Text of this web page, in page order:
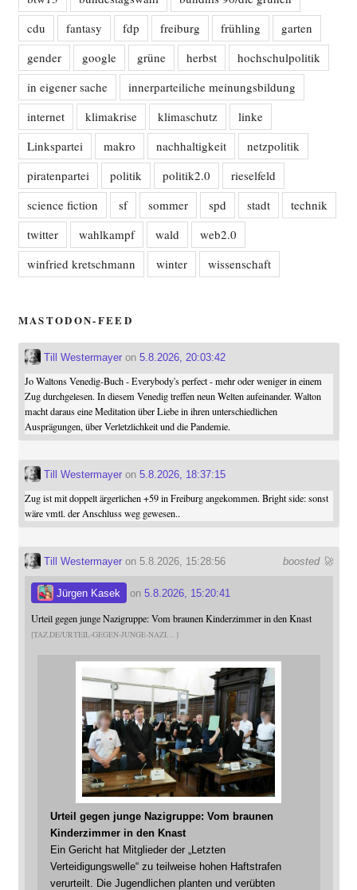
cdu
fantasy fdp freiburg frühling
garten
gender
google grüne herbst
hochschulpolitik
in eigener sache
innerparteiliche meinungsbildung
internet
klimakrise klimaschutz
linke
Linkspartei
makro nachhaltigkeit
netzpolitik
piratenpartei
politik politik2.0
rieselfeld
science fiction
sf sommer spd stadt
technik
twitter
wahlkampf wald
web2.0
winfried kretschmann
winter wissenschaft
MASTODON-FEED
Till Westermayeron 5.8.2026, 20:03:42
Jo Waltons Venedig-Buch - Everybody's perfect - mehr oder weniger in einem
Zug durchgelesen. In diesem Venedig treffen neun Welten aufeinander. Walton
macht daraus eine Meditation über Liebe in ihren unterschiedlichen
Ausprägungen, über Verletzlichkeit und die Pandemie.
Till Westermayeron 5.8.2026, 18:37:15
Zug ist mit doppelt ärgerlichen +59 in Freiburg angekommen. Bright side: sonst
wäre vmtl. der Anschluss weg gewesen..
boosted 🚀
Till Westermayeron 5.8.2026, 15:28:56
Jürgen Kasek on 5.8.2026, 15:20:41
Urteil gegen junge Nazigruppe: Vom braunen Kinderzimmer in den Knast
TAZ.DE/URTEIL-GEGEN-JUNGE-NAZI
Urteil gegen junge Nazigruppe: Vom braunen
Kinderzimmer in den Knast
Ein Gericht hat Mitglieder der „Letzten
Verteidigungswelle“ zu teilweise hohen Haftstrafen
verurteilt. Die Jugendlichen planten und verübten